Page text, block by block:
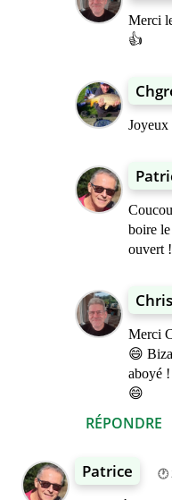
RÉPONDRE
Merci
👍
Joyeux
boire le
ouvert
Merci
😄
aboyé
😄
Patrice